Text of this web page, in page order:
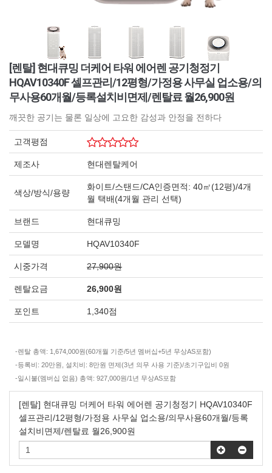
[렌탈] 현대큐밍 더케어 타워 에어렌 공기청정기
HQAV10340F 셀프관리/12평형/가정용 사무실 업소용/의
무사용60개월/등록설치비면제/렌탈료 월26,900원
깨끗한 공기는 물론 일상에 고요한 감성과 안정을 전하다
고객평점
제조사 현대렌탈케어
색상/방식/용량
화이트/스탠드/CA인증면적: 40㎡(12평)/4개
월 택배(4개월 관리 선택)
브랜드 현대큐밍
모델명 HQAV10340F
시중가격 27,900원
렌탈요금 26,900원
포인트 1,340점
-렌탈 총액: 1,674,000원(60개월 기준/5년 멤버십+5년 무상AS포함)
-등록비: 20만원, 설치비: 8만원 면제(3년 의무 사용 기준)/초기구입비 0원
-일시불(멤버십 없음) 총액: 927,000원/1년 무상AS포함
[렌탈] 현대큐밍 더케어 타워 에어렌 공기청정기 HQAV10340F
셀프관리/12평형/가정용 사무실 업소용/의무사용60개월/등록
설치비면제/렌탈료 월26,900원